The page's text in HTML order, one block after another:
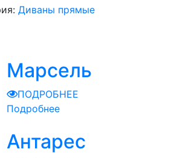
Диваны прямые
Марсель
ПОДРОБНЕЕ
Подробнее
Антарес